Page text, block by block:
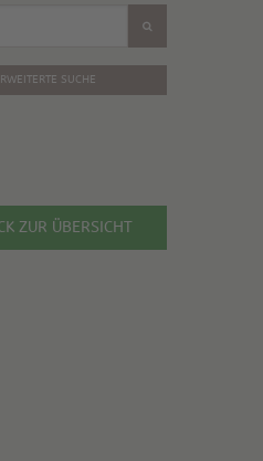
SUCHE
ZUR ÜBERSICHT